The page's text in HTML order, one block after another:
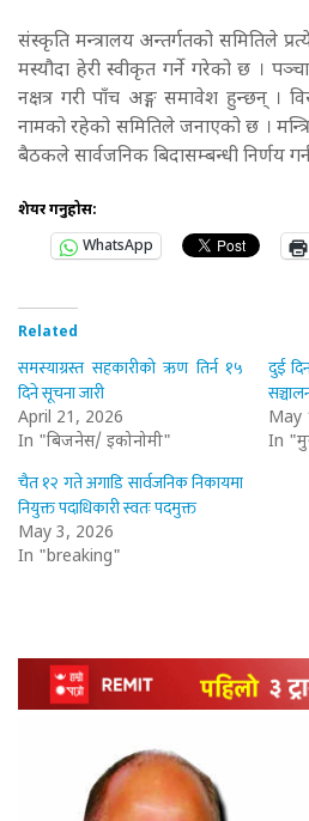
संस्कृति मन्त्रालय अन्तर्गतको समितिले
मस्यौदा हेरी स्वीकृत गर्ने गरेको छ ।
नक्षत्र गरी पाँच अङ्ग समावेश हुन्छन् ।
नामको रहेको समितिले जनाएको छ ।
बैठकले सार्वजनिक बिदासम्बन्धी निर्णय
शेयर गर्नुहोस:
WhatsApp
Related
समस्याग्रस्त सहकारीको ऋण तिर्न १५
दिने सूचना जारी
April 21, 2026
In "बिजनेस/ इकोनोमी"
दुई
May
In
चैत १२ गते अगाडि सार्वजनिक निकायमा
नियुक्त पदाधिकारी स्वतः पदमुक्त
May 3, 2026
In "breaking"